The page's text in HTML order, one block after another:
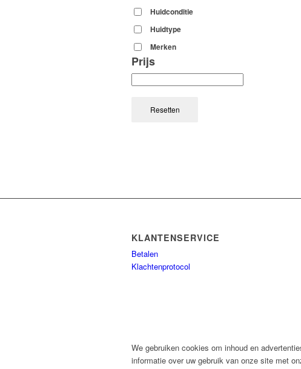
Huidconditie
Huidtype
Merken
Prijs
Resetten
KLANTENSERVICE
Betalen
Klachtenprotocol
We gebruiken cookies om inhoud en
informatie over uw gebruik van onze site met